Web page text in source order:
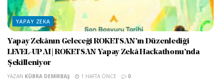
YAPAY ZEKA
Yapay Zekânın Geleceği ROKETSAN’ın Düzenlediği
LEVEL-UP AI | ROKETSAN Yapay Zekâ Hackathonu’nda
Şekilleniyor
YAZAN KÜBRA DEMIRBAŞ 1 HAFTA ÖNCE 0